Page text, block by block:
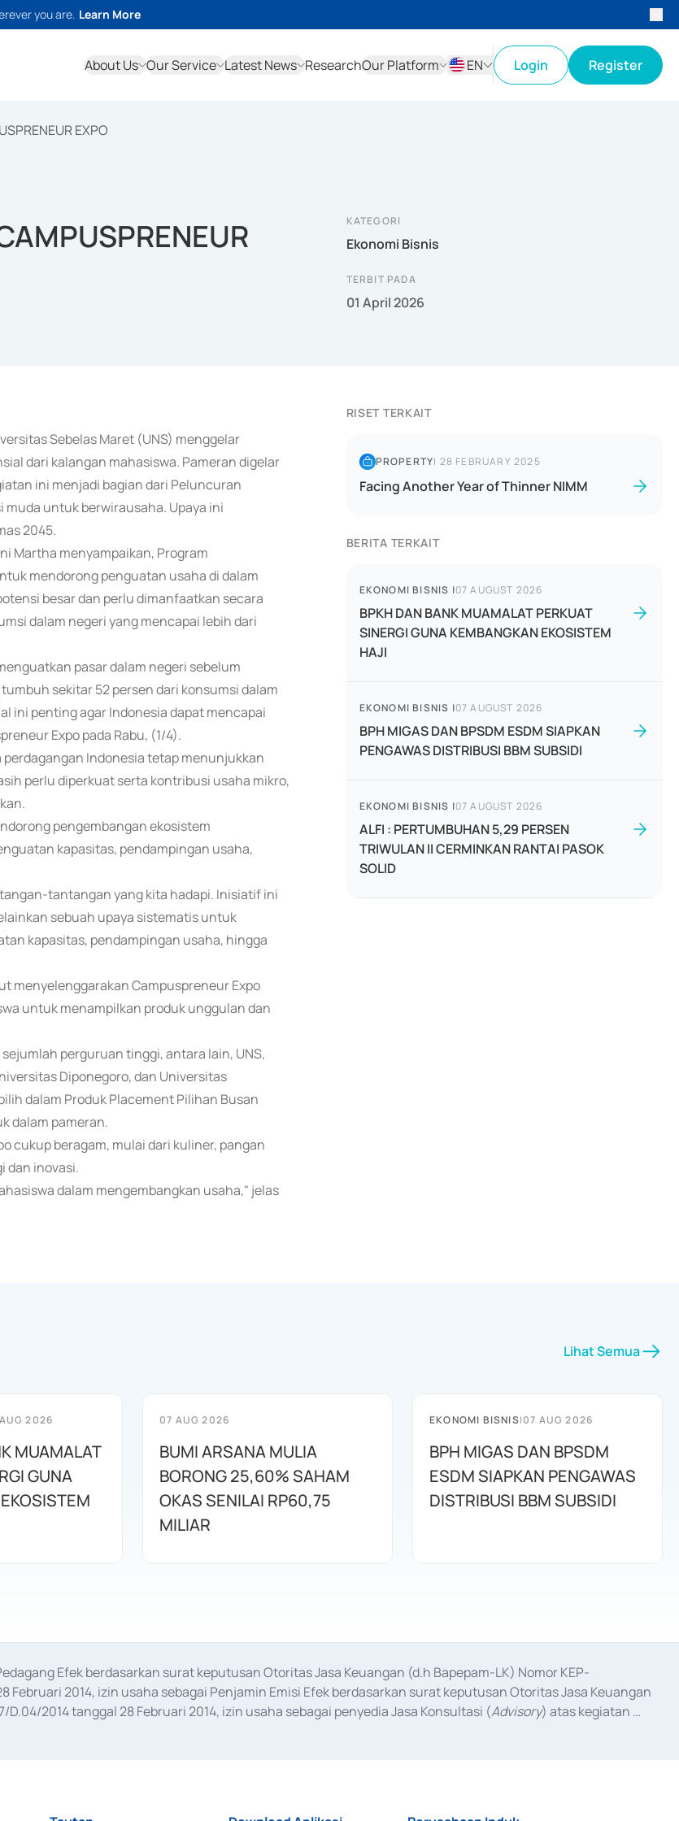
you are. Learn More
About Us Our Service Latest News ResearchOur Platform
EN
Login Register
EXPO
KATEGORI
Ekonomi Bisnis
TERBIT PADA
01 April 2026
Sebelas Maret (UNS) menggelar
dari kalangan mahasiswa. Pameran digelar
ini menjadi bagian dari Peluncuran
untuk berwirausaha. Upaya ini
2045.
Martha menyampaikan, Program
mendorong penguatan usaha di dalam
besar dan perlu dimanfaatkan secara
dalam negeri yang mencapai lebih dari
pasar dalam negeri sebelum
sekitar 52 persen dari konsumsi dalam
ini penting agar Indonesia dapat mencapai
Expo pada Rabu, (1/4).
Indonesia tetap menunjukkan
perlu diperkuat serta kontribusi usaha mikro,
pengembangan ekosistem
kapasitas, pendampingan usaha,
tantangan yang kita hadapi. Inisiatif ini
sebuah upaya sistematis untuk
kapasitas, pendampingan usaha, hingga
menyelenggarakan Campuspreneur Expo
untuk menampilkan produk unggulan dan
perguruan tinggi, antara lain, UNS,
Diponegoro, dan Universitas
dalam Produk Placement Pilihan Busan
dalam pameran.
cukup beragam, mulai dari kuliner, pangan
dan inovasi.
dalam mengembangkan usaha," jelas
RISET TERKAIT
PROPERTY| 28 FEBRUARY 2025
Facing Another Year of Thinner NIMM
BERITA TERKAIT
EKONOMI BISNIS |07 AUGUST 2026
BPKH DAN BANK MUAMALAT PERKUAT
SINERGI GUNA KEMBANGKAN EKOSISTEM
HAJI
EKONOMI BISNIS |07 AUGUST 2026
BPH MIGAS DAN BPSDM ESDM SIAPKAN
PENGAWAS DISTRIBUSI BBM SUBSIDI
EKONOMI BISNIS |07 AUGUST 2026
ALFI : PERTUMBUHAN 5,29 PERSEN
TRIWULAN II CERMINKAN RANTAI PASOK
SOLID
Lihat Semua
2026
MUAMALAT
GUNA
07 AUG 2026
BUMI ARSANA MULIA
BORONG 25,60% SAHAM
OKAS SENILAI RP60,75
MILIAR
EKONOMI BISNIS|07 AUG 2026
BPH MIGAS DAN BPSDM
ESDM SIAPKAN PENGAWAS
DISTRIBUSI BBM SUBSIDI
Efek berdasarkan surat keputusan Otoritas Jasa Keuangan (d.h Bapepam-LK) Nomor KEP-
Februari 2014, izin usaha sebagai Penjamin Emisi Efek berdasarkan surat keputusan Otoritas Jasa Keuangan
2014 tanggal 28 Februari 2014, izin usaha sebagai penyedia Jasa Konsultasi (Advisory) atas kegiatan